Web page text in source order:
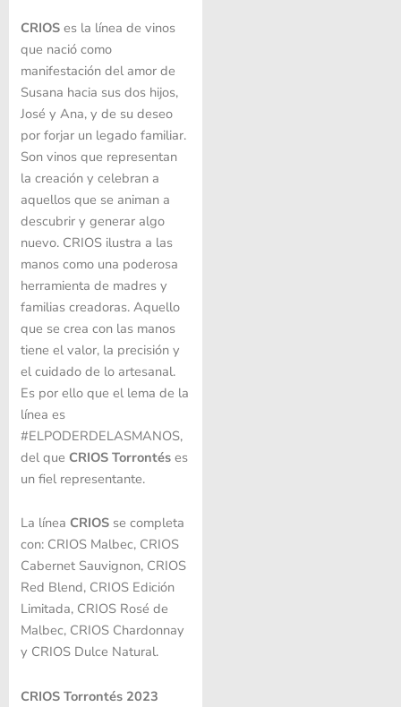
CRIOSes la línea de vinos
que nació como
manifestación del amor de
Susana hacia sus dos hijos,
José y Ana, y de su deseo
por forjar un legado familiar.
Son vinos que representan
la creación y celebran a
aquellos que se animan a
descubrir y generar algo
nuevo. CRIOS ilustra a las
manos como una poderosa
herramienta de madres y
familias creadoras. Aquello
que se crea con las manos
tiene el valor, la precisión y
el cuidado de lo artesanal.
Es por ello que el lema de la
línea es
#ELPODERDELASMANOS,
del que CRIOS Torrontéses
un fiel representante.
La línea CRIOSse completa
con: CRIOS Malbec, CRIOS
Cabernet Sauvignon, CRIOS
Red Blend, CRIOS Edición
Limitada, CRIOS Rosé de
Malbec, CRIOS Chardonnay
y CRIOS Dulce Natural.
CRIOS Torrontés 2023